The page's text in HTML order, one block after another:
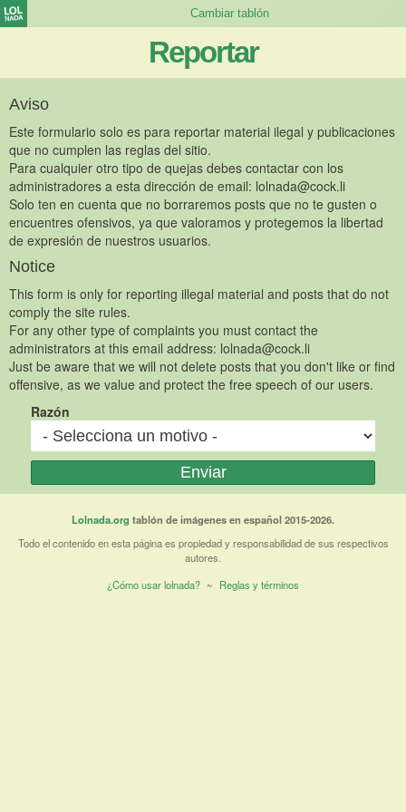
Reportar
Aviso
Este formulario solo es para reportar material ilegal y publicaciones
que no cumplen las reglas del sitio.
Para cualquier otro tipo de quejas debes contactar con los
administradores a esta dirección de email: lolnada@cock.li
Solo ten en cuenta que no borraremos posts que no te gusten o
encuentres ofensivos, ya que valoramos y protegemos la libertad
de expresión de nuestros usuarios.
Notice
This form is only for reporting illegal material and posts that do not
comply the site rules.
For any other type of complaints you must contact the
administrators at this email address: lolnada@cock.li
Just be aware that we will not delete posts that you don't like or find
offensive, as we value and protect the free speech of our users.
Razón
Lolnada.org tablón de imágenes en español 2015-2026.
Todo el contenido en esta página es propiedad y responsabilidad de sus respectivos
autores.
¿Cómo usar lolnada? ~ Reglas y términos